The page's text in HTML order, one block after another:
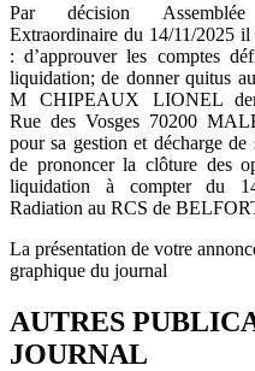
Par décision Assemblée
Extraordinaire du 14/11/2025 il
: d’approuver les comptes
liquidation; de donner quitus
M CHIPEAUX LIONEL
Rue des Vosges 70200
pour sa gestion et décharge de
de prononcer la clôture des
liquidation à compter du
Radiation au RCS de
La présentation de votre
graphique du journal
AUTRES
JOURNAL